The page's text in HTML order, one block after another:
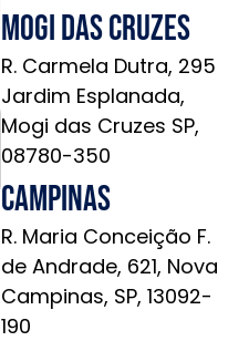
Mogi das Cruzes
R. Carmela Dutra, 295
Jardim Esplanada,
Mogi das Cruzes SP,
08780-350
Campinas
R. Maria Conceição F.
de Andrade, 621, Nova
Campinas, SP, 13092-
190